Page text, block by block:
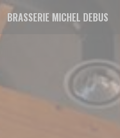
Cookies beheer paneel
BRASSERIE MICHEL DEBUS